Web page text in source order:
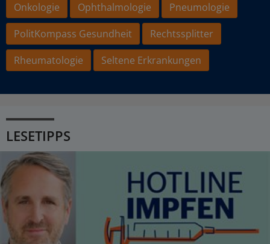
Onkologie
Ophthalmologie
Pneumologie
PolitKompass Gesundheit
Rechtssplitter
Rheumatologie
Seltene Erkrankungen
LESETIPPS